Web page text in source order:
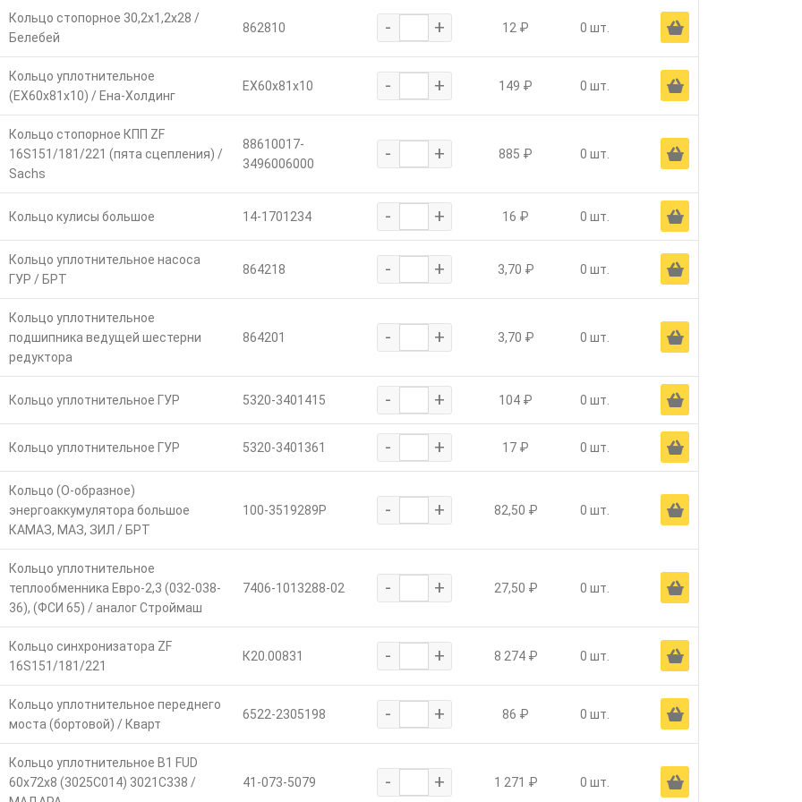
Кольцо стопорное 30,2х1,2х28 /
Белебей
862810 - + 12 ₽ 0 шт. Ä
Кольцо уплотнительное
(ЕХ60х81х10) / Ена-Холдинг
ЕХ60х81х10 - + 149 ₽ 0 шт. Ä
Кольцо стопорное КПП ZF
16S151/181/221 (пята сцепления) /
Sachs
88610017-
3496006000
- + 885 ₽ 0 шт. Ä
Кольцо кулисы большое 14-1701234 - + 16 ₽ 0 шт. Ä
Кольцо уплотнительное насоса
ГУР / БРТ
864218 - + 3,70 ₽ 0 шт. Ä
Кольцо уплотнительное
подшипника ведущей шестерни
редуктора
864201 - + 3,70 ₽ 0 шт. Ä
Кольцо уплотнительное ГУР 5320-3401415 - + 104 ₽ 0 шт. Ä
Кольцо уплотнительное ГУР 5320-3401361 - + 17 ₽ 0 шт. Ä
Кольцо (О-образное)
энергоаккумулятора большое
КАМАЗ, МАЗ, ЗИЛ / БРТ
100-3519289Р - + 82,50 ₽ 0 шт. Ä
Кольцо уплотнительное
теплообменника Евро-2,3 (032-038-
36), (ФСИ 65) / аналог Строймаш
7406-1013288-02 - + 27,50 ₽ 0 шт. Ä
Кольцо синхронизатора ZF
16S151/181/221
К20.00831 - + 8 274 ₽ 0 шт. Ä
Кольцо уплотнительное переднего
моста (бортовой) / Кварт
6522-2305198 - + 86 ₽ 0 шт. Ä
Кольцо уплотнительное B1 FUD
60x72x8 (3025C014) 3021C338 /
41-073-5079 - + 1 271 ₽ 0 шт. Ä